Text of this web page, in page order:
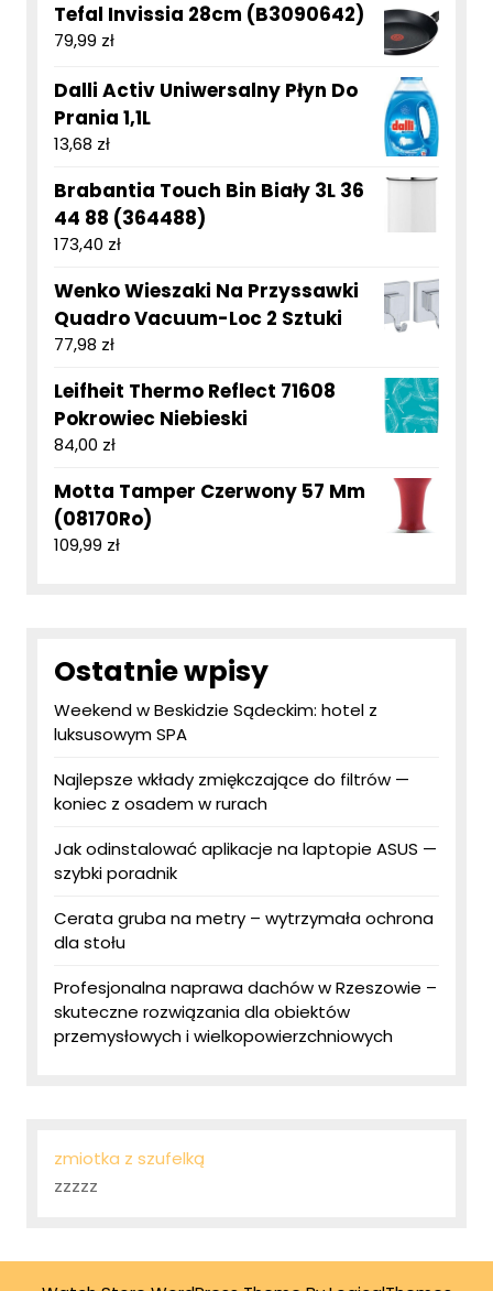
Tefal Invissia 28cm (B3090642)
79,99 zł
Dalli Activ Uniwersalny Płyn Do
Prania 1,1L
13,68 zł
Brabantia Touch Bin Biały 3L 36
44 88 (364488)
173,40 zł
Wenko Wieszaki Na Przyssawki
Quadro Vacuum-Loc 2 Sztuki
77,98 zł
Leifheit Thermo Reflect 71608
Pokrowiec Niebieski
84,00 zł
Motta Tamper Czerwony 57 Mm
(08170Ro)
109,99 zł
Ostatnie wpisy
Weekend w Beskidzie Sądeckim: hotel z
luksusowym SPA
Najlepsze wkłady zmiękczające do filtrów —
koniec z osadem w rurach
Jak odinstalować aplikacje na laptopie ASUS —
szybki poradnik
Cerata gruba na metry – wytrzymała ochrona
dla stołu
Profesjonalna naprawa dachów w Rzeszowie –
skuteczne rozwiązania dla obiektów
przemysłowych i wielkopowierzchniowych
zmiotka z szufelką
zzzzz